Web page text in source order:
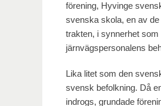
förening, Hyvinge
svenska skola, en av
trakten, i synnerhet
järnvägspersonalens
Lika litet som den
svensk befolkning. Då
indrogs, grundade